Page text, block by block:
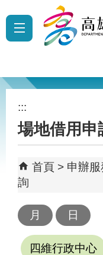
跳到主要內容區塊
:::
場地借用申
首頁 申辦服
詢
四維行政中心